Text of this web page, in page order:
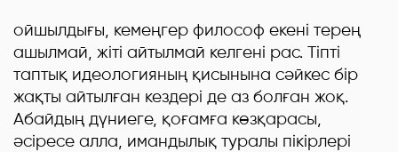
ойшылдығы, кемеңгер философ екені терең
ашылмай, жіті айтылмай келгені рас. Тіпті
таптық идеологияның қисынына сәйкес бір
жақты айтылған кездері де аз болған жоқ.
Абайдың дүниеге, қоғамға көзқарасы,
әсіресе алла, имандылық туралы пікірлері